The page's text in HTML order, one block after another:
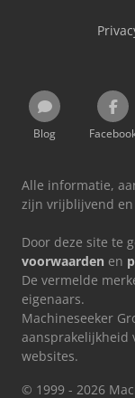
Blog
Alle informatie,
zijn vrijblijvend
Door deze site te
voorwaarden en
De vermelde
eigenaars.
Machineseeker
aansprakelijkheid
websites.
© 1999 - 2026